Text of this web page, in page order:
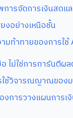
ารจัดการเงินสดแ
งอย่างเหนือชั้น
ท้าทายของการใช้
ไม่ใช่การการันตีผ
ช้วิจารณญาณของ
การวางแผนการเ